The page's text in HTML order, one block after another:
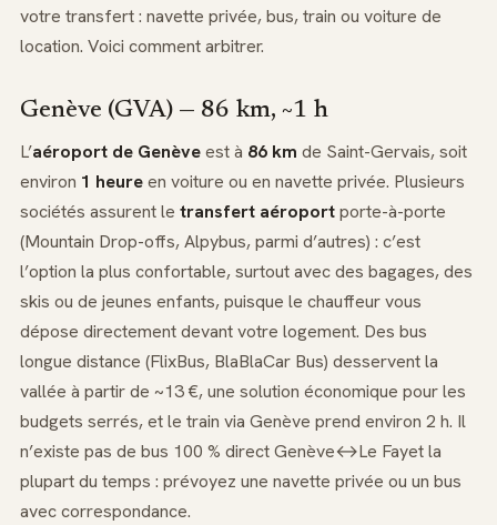
votre transfert : navette privée, bus, train ou voiture de
location. Voici comment arbitrer.
Genève (GVA) — 86 km, ~1 h
L’aéroport de Genèveest à 86 km de Saint-Gervais, soit
environ 1 heureen voiture ou en navette privée. Plusieurs
sociétés assurent le transfert aéroportporte-à-porte
(Mountain Drop-offs, Alpybus, parmi d’autres) : c’est
l’option la plus confortable, surtout avec des bagages, des
skis ou de jeunes enfants, puisque le chauffeur vous
dépose directement devant votre logement. Des bus
longue distance (FlixBus, BlaBlaCar Bus) desservent la
vallée à partir de ~13 €, une solution économique pour les
budgets serrés, et le train via Genève prend environ 2 h. Il
n’existe pas de bus 100 % direct Genève↔Le Fayet la
plupart du temps : prévoyez une navette privée ou un bus
avec correspondance.